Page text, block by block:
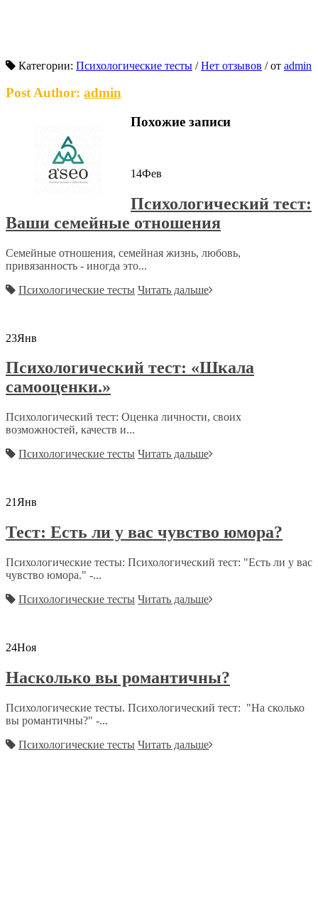
Категории: Психологические тесты / Нет отзывов /от admin
Post Author: admin
Похожие записи
14Фев
Психологический тест:
Ваши семейные отношения
Семейные отношения, семейная жизнь, любовь,
привязанность - иногда это...
Психологические тесты Читать дальше
23Янв
Психологический тест: «Шкала
самооценки.»
Психологический тест: Оценка личности, своих
возможностей, качеств и...
Психологические тесты Читать дальше
21 Янв
Тест: Есть ли у вас чувство юмора?
Психологические тесты: Психологический тест: "Есть ли у вас
чувство юмора." -...
Психологические тесты Читать дальше
24Ноя
Насколько вы романтичны?
Психологические тесты. Психологический тест: "На сколько
вы романтичны?" -...
Психологические тесты Читать дальше